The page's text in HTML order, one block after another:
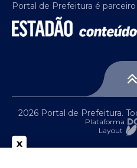
Portal de Prefeitura é parceiro
2026 Portal de Prefeitura.
Plataforma
Layout
x